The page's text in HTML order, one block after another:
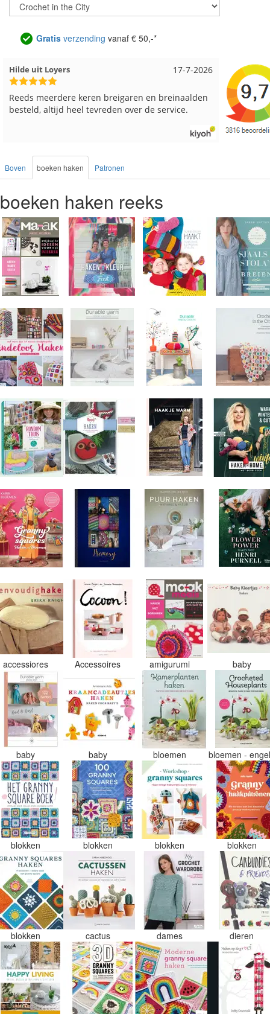
Gratis verzending vanaf € 50,-*
12-7-2026
Loes uit EMMELOORD
Snelle levering en keurig verpakt. Top.
Nell uit
Goed
Boven boeken haken Patronen
boeken haken reeks
accessiores Accessoires amigurumi baby
baby baby bloemen bloemen -
blokken blokken blokken blokken
blokken cactus dames dieren